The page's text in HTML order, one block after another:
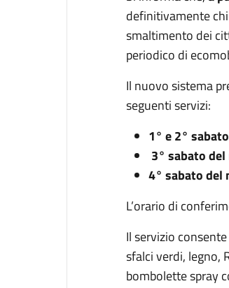
definitivamente
smaltimento dei
periodico di
Il nuovo sistema
seguenti servizi:
1° e 2°
3° sabato
4° sabato del
L’orario di
Il servizio
sfalci verdi, legno,
bombolette spray